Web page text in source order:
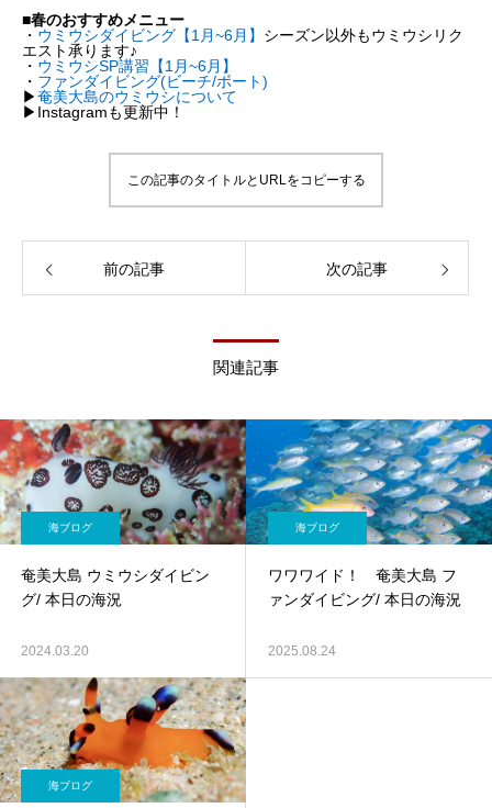
■春のおすすめメニュー
・ ウミウシダイビング【1月~6月】 シーズン以外もウミウシリク
エスト承ります♪
・ ウミウシSP講習【1月~6月】
・ ファンダイビング(ビーチ/ボート)
▶︎奄美大島のウミウシについて
▶︎Instagramも更新中！
この記事のタイトルとURLをコピーする
前の記事 次の記事
関連記事
海ブログ
奄美大島 ウミウシダイビン
グ/ 本日の海況
2024.03.20
海ブログ
ワワワイド！ 奄美大島 フ
ァンダイビング/ 本日の海況
2025.08.24
海ブログ